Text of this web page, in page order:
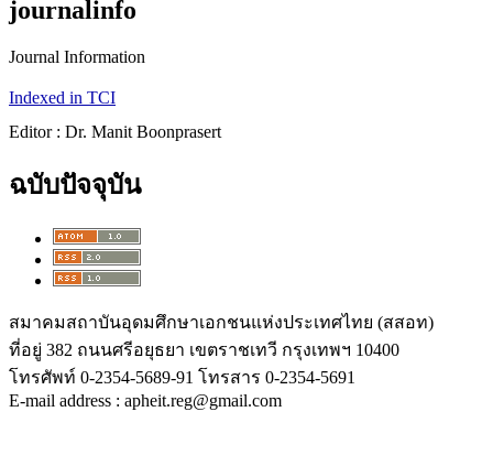
journalinfo
Journal Information
Indexed in TCI
Editor : Dr. Manit Boonprasert
ฉบับปัจจุบัน
สมาคมสถาบันอุดมศึกษาเอกชนแห่งประเทศไทย (สสอท)
ที่อยู่ 382 ถนนศรีอยุธยา เขตราชเทวี กรุงเทพฯ 10400
โทรศัพท์ 0-2354-5689-91 โทรสาร 0-2354-5691
E-mail address : apheit.reg@gmail.com